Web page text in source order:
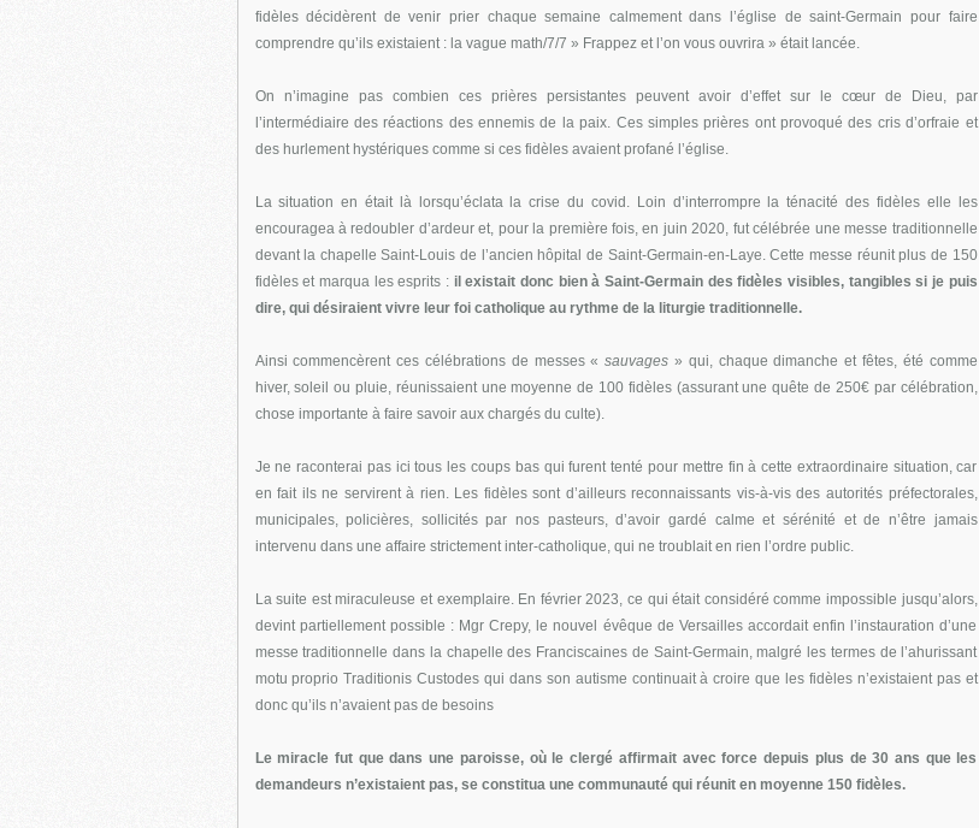
fidèles décidèrent de venir prier chaque semaine calmement dans l’église de saint-Germain pour faire
comprendre qu’ils existaient : la vague math/7/7 » Frappez et l’on vous ouvrira » était lancée.
On n’imagine pas combien ces prières persistantes peuvent avoir d’effet sur le cœur de Dieu, par
l’intermédiaire des réactions des ennemis de la paix. Ces simples prières ont provoqué des cris d’orfraie et
des hurlement hystériques comme si ces fidèles avaient profané l’église.
La situation en était là lorsqu’éclata la crise du covid. Loin d’interrompre la ténacité des fidèles elle les
encouragea à redoubler d’ardeur et, pour la première fois, en juin 2020, fut célébrée une messe traditionnelle
devant la chapelle Saint-Louis de l’ancien hôpital de Saint-Germain-en-Laye. Cette messe réunit plus de 150
fidèles et marqua les esprits :il existait donc bien à Saint-Germain des fidèles visibles, tangibles si je puis
dire, qui désiraient vivre leur foi catholique au rythme de la liturgie traditionnelle.
Ainsi commencèrent ces célébrations de messes «sauvages » qui, chaque dimanche et fêtes, été comme
hiver, soleil ou pluie, réunissaient une moyenne de 100 fidèles (assurant une quête de 250€ par célébration,
chose importante à faire savoir aux chargés du culte).
Je ne raconterai pas ici tous les coups bas qui furent tenté pour mettre fin à cette extraordinaire situation, car
en fait ils ne servirent à rien. Les fidèles sont d’ailleurs reconnaissants vis-à-vis des autorités préfectorales,
municipales, policières, sollicités par nos pasteurs, d’avoir gardé calme et sérénité et de n’être jamais
intervenu dans une affaire strictement inter-catholique, qui ne troublait en rien l’ordre public.
La suite est miraculeuse et exemplaire. En février 2023, ce qui était considéré comme impossible jusqu’alors,
devint partiellement possible : Mgr Crepy, le nouvel évêque de Versailles accordait enfin l’instauration d’une
messe traditionnelle dans la chapelle des Franciscaines de Saint-Germain, malgré les termes de l’ahurissant
motu proprio Traditionis Custodes qui dans son autisme continuait à croire que les fidèles n’existaient pas et
donc qu’ils n’avaient pas de besoins
Le miracle fut que dans une paroisse, où le clergé affirmait avec force depuis plus de 30 ans que les
demandeurs n’existaient pas, se constitua une communauté qui réunit en moyenne 150 fidèles.